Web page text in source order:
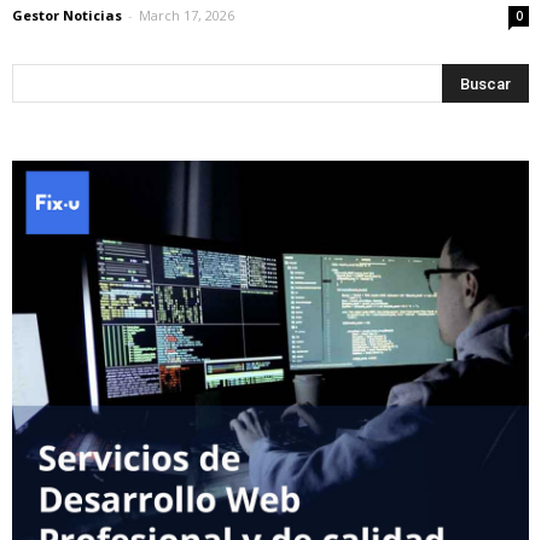
Gestor Noticias - March 17, 2026 0